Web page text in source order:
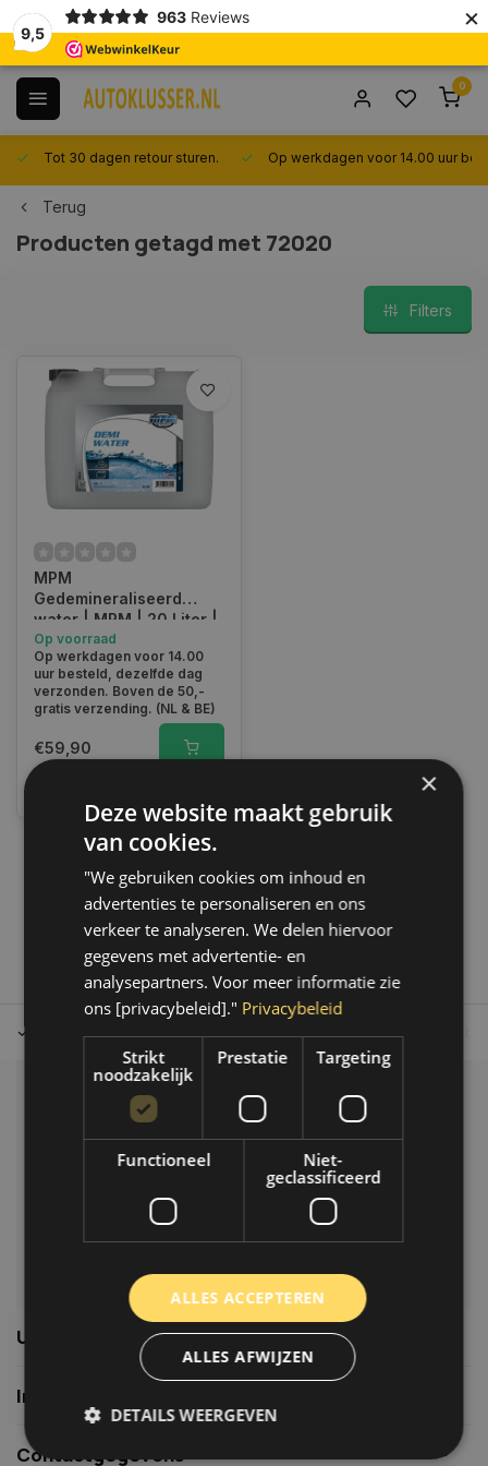
9,5
963 Reviews ×
0
Tot 30 dagen retour sturen. Op werkdagen voor 14.00 uur
Terug
Producten getagd met 72020
Filters
MPM
Gedemineraliseerd
water | MPM | 20 Liter |
72020
Op voorraad
Op werkdagen voor 14.00
uur besteld, dezelfde dag
verzonden. Boven de 50,-
gratis verzending. (NL & BE)
€59,90
1
Tot 30 dagen retour sturen. Op werkdagen voor 14.00 uur
Klantenservice
Veelgestelde vragen
06-39119169
info@autoklusser.nl
Usefull links
Informatie
Contactgegevens
×
Deze website maakt gebruik
van cookies.
"We gebruiken cookies om inhoud en
advertenties te personaliseren en ons
verkeer te analyseren. We delen hiervoor
gegevens met advertentie- en
analysepartners. Voor meer informatie zie
ons [privacybeleid]." Privacybeleid
Strikt
noodzakelijk
Prestatie Targeting
Functioneel
Niet-
geclassificeerd
ALLES ACCEPTEREN
ALLES AFWIJZEN
DETAILS WEERGEVEN